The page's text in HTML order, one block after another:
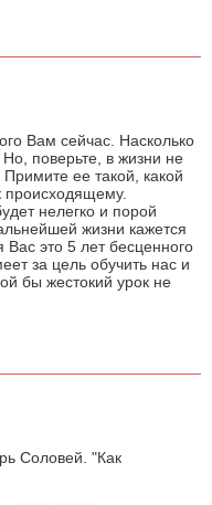
Вам сейчас. Насколько
поверьте, в жизни не
ее такой, какой
происходящему.
нелегко и порой
жизни кажется
это 5 лет бесценного
за цель обучить нас и
бы жестокий урок не
Соловей. "Как